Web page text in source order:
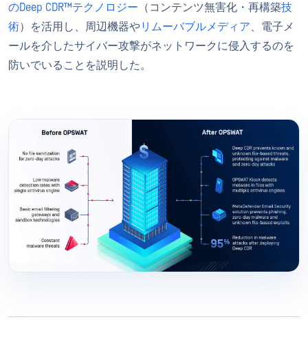
のDeep CDR™テクノロジー （コンテンツ無害化・再構築技
術）を活用し、周辺機器やリムーバブルメディア、電子メ
ールを介したサイバー攻撃がネットワークに侵入するのを
防いでいることを説明した。